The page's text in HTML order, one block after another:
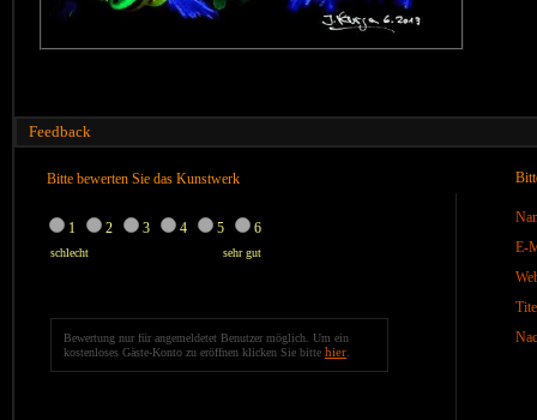
Feedback
Bitte bewerten Sie das Kunstwerk
1 2 3 4 5 6
schlecht sehr gut
Bewertung nur für angemeldetet Benutzer möglich. Um ein
kostenloses Gäste-Konto zu eröffnen klicken Sie bitte hier
E-